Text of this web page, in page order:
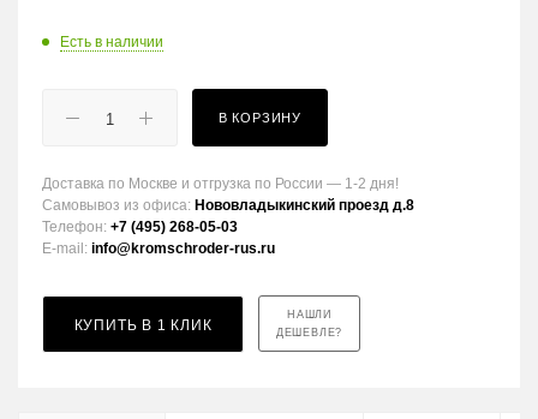
Есть в наличии
В КОРЗИНУ
Доставка по Москве и отгрузка по России — 1-2 дня!
Самовывоз из офиса: Нововладыкинский проезд д.8
Телефон: +7 (495) 268-05-03
E-mail: info@kromschroder-rus.ru
КУПИТЬ В 1 КЛИК
НАШЛИ
ДЕШЕВЛЕ?